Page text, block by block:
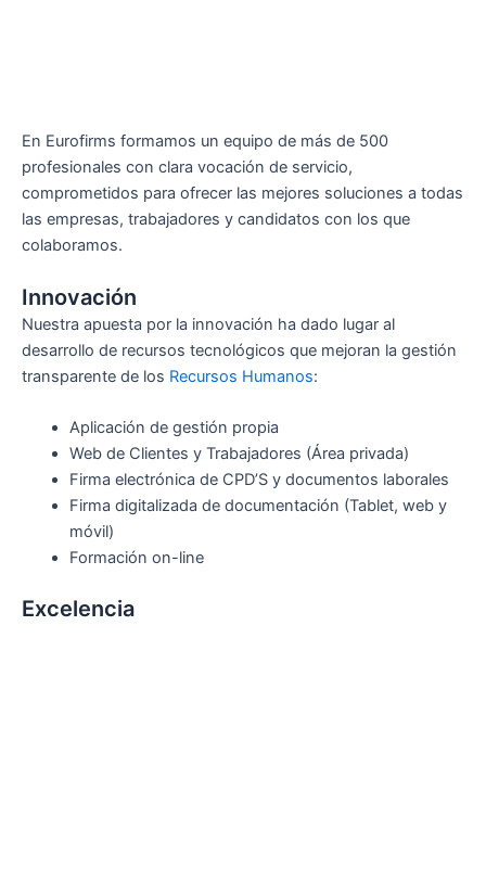
En Eurofirms formamos un equipo de más de 500
profesionales con clara vocación de servicio,
comprometidos para ofrecer las mejores soluciones a todas
las empresas, trabajadores y candidatos con los que
colaboramos.
Innovación
Nuestra apuesta por la innovación ha dado lugar al
desarrollo de recursos tecnológicos que mejoran la gestión
transparente de los Recursos Humanos:
Aplicación de gestión propia
Web de Clientes y Trabajadores (Área privada)
Firma electrónica de CPD’S y documentos laborales
Firma digitalizada de documentación (Tablet, web y
móvil)
Formación on-line
Excelencia